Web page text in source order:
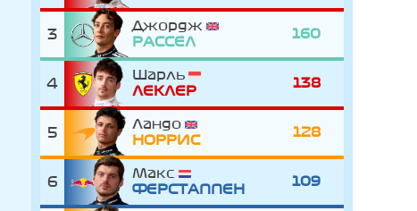
3
Джордж
РАССЕЛ
160
4
Шарль
ЛЕКЛЕР
138
5
Ландо
НОРРИС
128
6
Макс
ФЕРСТАППЕН
109